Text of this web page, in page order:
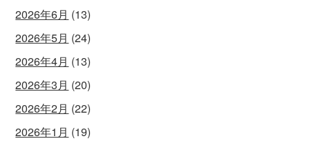
2026年6月 (13)
2026年5月 (24)
2026年4月 (13)
2026年3月 (20)
2026年2月 (22)
2026年1月 (19)